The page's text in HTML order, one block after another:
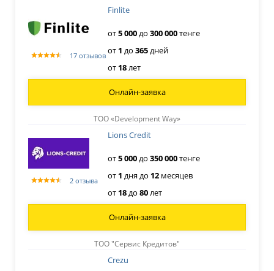
17 отзывов
Finlite
от5000до 300000тенге
от 1 до 365дней
от 18лет
ТОО «Development Way»
Онлайн-заявка
2 отзыва
Lions Credit
от5000до 350000тенге
от 1 днядо 12месяцев​
от 18до 80лет
ТОО "Сервис Кредитов"
Онлайн-заявка
Crezu